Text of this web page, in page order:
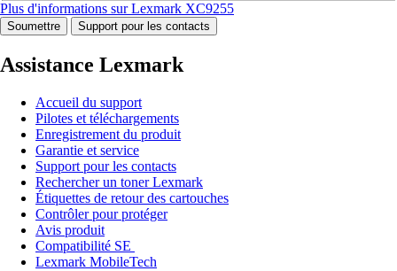
Plus d'informations sur Lexmark XC9255
Soumettre Support pour les contacts
Assistance Lexmark
Accueil du support
Pilotes et téléchargements
Enregistrement du produit
Garantie et service
Support pour les contacts
Rechercher un toner Lexmark
Étiquettes de retour des cartouches
Contrôler pour protéger
Avis produit
Compatibilité SE
Lexmark MobileTech